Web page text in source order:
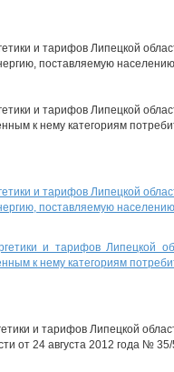
и тарифов Липецкой
поставляемую
и тарифов Липецкой
к нему категориям
и тарифов Липецкой
поставляемую
и тарифов
к нему категориям
и тарифов Липецкой
от 24 августа 2012 года №